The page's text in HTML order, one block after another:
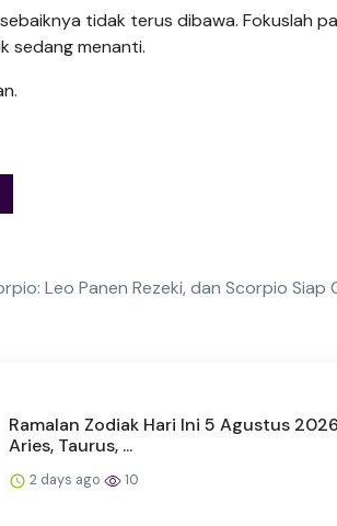
tidak terus dibawa. Fokuslah
sedang menanti.
Leo Panen Rezeki, dan Scorpio Siap
Ramalan Zodiak Hari Ini 5 Agustus
Aries, Taurus, ...
2 days ago 10